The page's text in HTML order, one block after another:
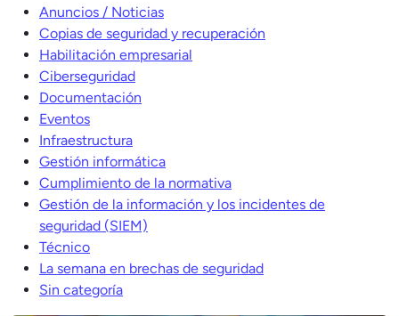
Anuncios / Noticias
Copias de seguridad y recuperación
Habilitación empresarial
Ciberseguridad
Documentación
Eventos
Infraestructura
Gestión informática
Cumplimiento de la normativa
Gestión de la información y los incidentes de
seguridad (SIEM)
Técnico
La semana en brechas de seguridad
Sin categoría